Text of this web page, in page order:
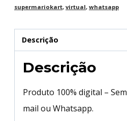
supermariokart, virtual, whatsapp
Descrição
Descrição
Produto 100% digital –
mail ou Whatsapp.